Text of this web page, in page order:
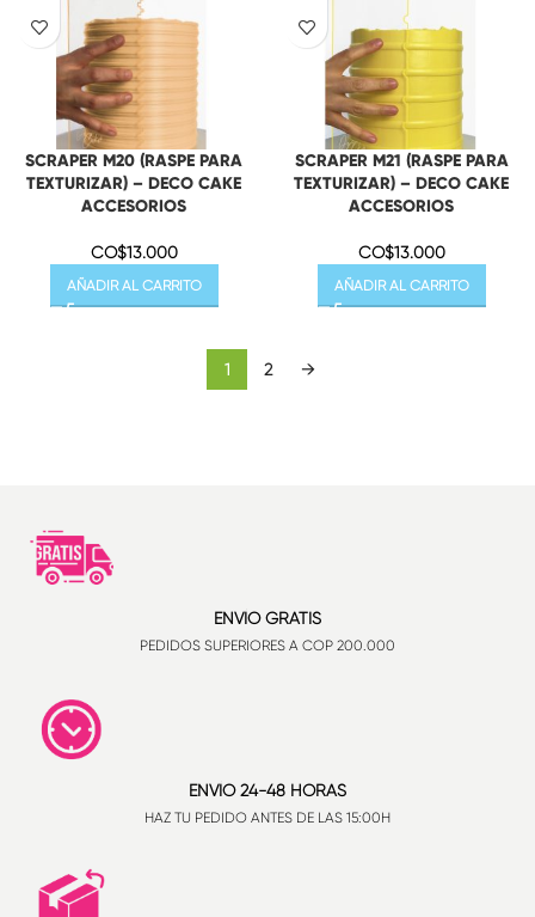
SCRAPER M20 (RASPE PARA
TEXTURIZAR) – DECO CAKE
ACCESORIOS
CO$13.000
AÑADIR AL CARRITO
SCRAPER M21 (RASPE PARA
TEXTURIZAR) – DECO CAKE
ACCESORIOS
CO$13.000
AÑADIR AL CARRITO
1 2 →
ENVÍO GRATIS
PEDIDOS SUPERIORES A COP 200.000
ENVÍO 24-48 HORAS
HAZ TU PEDIDO ANTES DE LAS 15:00H